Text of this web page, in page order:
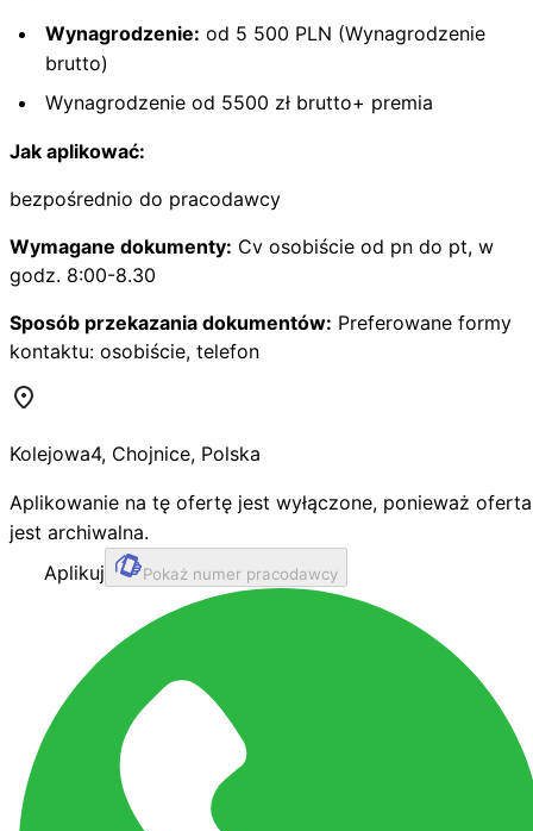
Wynagrodzenie: od 5 500 PLN (Wynagrodzenie
brutto)
Wynagrodzenie od 5500 zł brutto+ premia
Jak aplikować:
bezpośrednio do pracodawcy
Wymagane dokumenty: Cv osobiście od pn do pt, w
godz. 8:00-8.30
Sposób przekazania dokumentów: Preferowane formy
kontaktu: osobiście, telefon
Kolejowa4, Chojnice, Polska
Aplikowanie na tę ofertę jest wyłączone, ponieważ oferta
jest archiwalna.
Aplikuj
Pokaż numer pracodawcy